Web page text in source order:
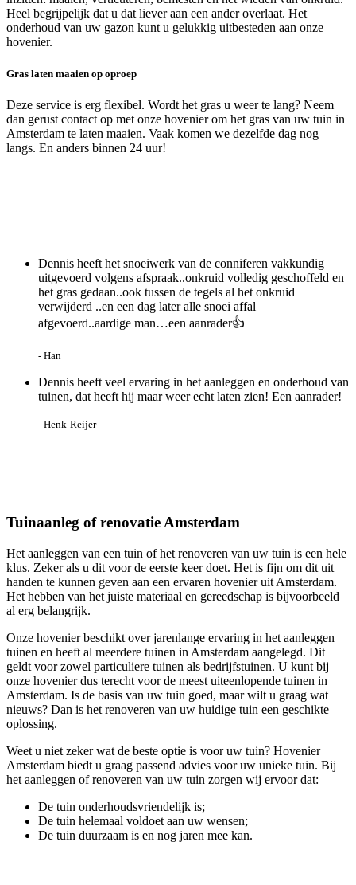
Heel begrijpelijk dat u dat liever aan een ander overlaat. Het
onderhoud van uw gazon kunt u gelukkig uitbesteden aan onze
hovenier.
Gras laten maaien op oproep
Deze service is erg flexibel. Wordt het gras u weer te lang? Neem
dan gerust contact op met onze hovenier om het gras van uw tuin in
Amsterdam te laten maaien. Vaak komen we dezelfde dag nog
langs. En anders binnen 24 uur!
Dennis heeft het snoeiwerk van de conniferen vakkundig
uitgevoerd volgens afspraak..onkruid volledig geschoffeld en
het gras gedaan..ook tussen de tegels al het onkruid
verwijderd ..en een dag later alle snoei affal
afgevoerd..aardige man…een aanrader👍
- Han
Dennis heeft veel ervaring in het aanleggen en onderhoud van
tuinen, dat heeft hij maar weer echt laten zien! Een aanrader!
- Henk-Reijer
Tuinaanleg of renovatie Amsterdam
Het aanleggen van een tuin of het renoveren van uw tuin is een hele
klus. Zeker als u dit voor de eerste keer doet. Het is fijn om dit uit
handen te kunnen geven aan een ervaren hovenier uit Amsterdam.
Het hebben van het juiste materiaal en gereedschap is bijvoorbeeld
al erg belangrijk.
Onze hovenier beschikt over jarenlange ervaring in het aanleggen
tuinen en heeft al meerdere tuinen in Amsterdam aangelegd. Dit
geldt voor zowel particuliere tuinen als bedrijfstuinen. U kunt bij
onze hovenier dus terecht voor de meest uiteenlopende tuinen in
Amsterdam. Is de basis van uw tuin goed, maar wilt u graag wat
nieuws? Dan is het renoveren van uw huidige tuin een geschikte
oplossing.
Weet u niet zeker wat de beste optie is voor uw tuin? Hovenier
Amsterdam biedt u graag passend advies voor uw unieke tuin. Bij
het aanleggen of renoveren van uw tuin zorgen wij ervoor dat:
De tuin onderhoudsvriendelijk is;
De tuin helemaal voldoet aan uw wensen;
De tuin duurzaam is en nog jaren mee kan.